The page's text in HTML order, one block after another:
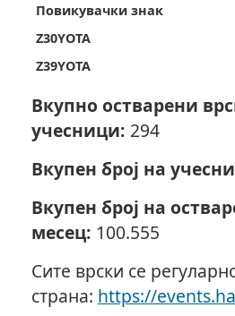
Повикувачки знак
Z30YOTA
Z39YOTA
Вкупно остварени
учесници: 294
Вкупен број на
Вкупен број на
месец: 100.555
Сите врски се
страна: https://